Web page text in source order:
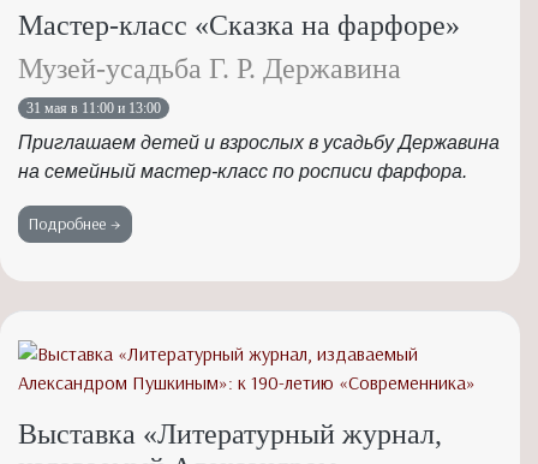
Мастер-класс «Сказка на фарфоре»
Музей-усадьба Г. Р. Державина
31 мая в 11:00 и 13:00
Приглашаем детей и взрослых в усадьбу Державина
на семейный мастер-класс по росписи фарфора.
Подробнее →
Выставка «Литературный журнал,